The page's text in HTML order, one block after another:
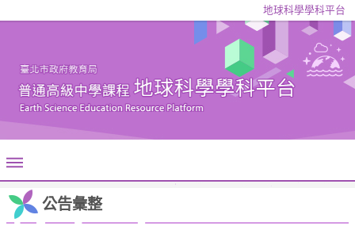
地球科學學科平台
公告彙整